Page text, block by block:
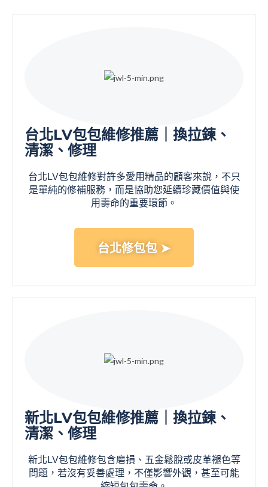
台北LV包包維修推薦｜換拉鍊、
清潔、修理
台北LV包包維修對許多愛用精品的顧客來說，不只
是單純的修補服務，而是協助您延續珍藏價值與使
用壽命的重要環節。
台北修包包 ➤
新北LV包包維修推薦｜換拉鍊、
清潔、修理
新北LV包包維修包含磨損、五金鬆脫或皮革褪色等
問題，若沒有妥善處理，不僅影響外觀，甚至可能